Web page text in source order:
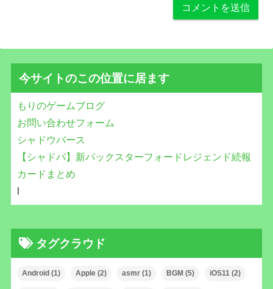
今サイトのこの位置に居ます
もりのゲームブログ
お問い合わせフォーム
シャドウバース
【シャドバ】新パックスターフォードレジェンド続報
カードまとめ
タグクラウド
Android (1) Apple(2) asmr(1) BGM (5) iOS11(2)